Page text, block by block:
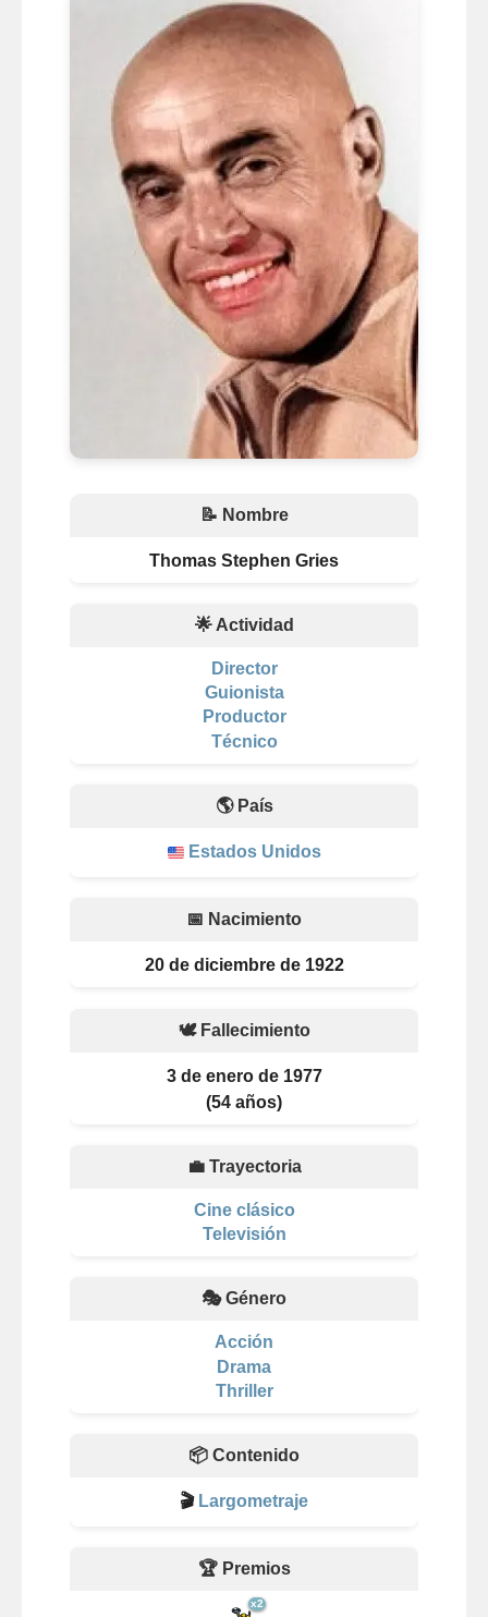
📝 Nombre
Thomas Stephen Gries
🌟 Actividad
Director
Guionista
Productor
Técnico
🌎 País
Estados Unidos
📅 Nacimiento
20 de diciembre de 1922
🕊️ Fallecimiento
3 de enero de 1977
(54 años)
💼 Trayectoria
Cine clásico
Televisión
🎭 Género
Acción
Drama
Thriller
📦 Contenido
🎬 Largometraje
🏆 Premios
x2